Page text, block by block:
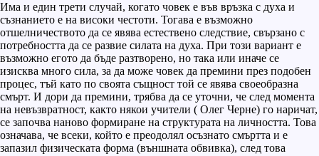
Има и един трети случай, когато човек е във връзка с духа и
съзнанието е на високи честоти. Тогава е възможно
отшелничеството да се явява естествено следствие, свързано с
потребността да се развие силата на духа. При този вариант е
възможно егото да бъде разтворено, но така или иначе се
изисква много сила, за да може човек да премини през подобен
процес, тъй като по своята същност той се явява своеобразна
смърт. И дори да премини, трябва да се уточни, че след момента
на невъзвратност, както някои учители ( Олег Черне) го наричат,
се започва наново формиране на структурата на личността. Това
означава, че всеки, който е преодолял осъзнато смъртта и е
запазил физическата форма (външната обвивка), след това